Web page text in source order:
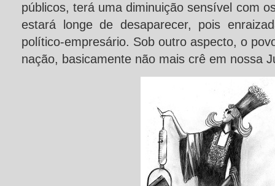
públicos, terá uma diminuição sensível com
estará longe de desaparecer, pois
político-empresário. Sob outro aspecto, o
nação, basicamente não mais crê em nossa